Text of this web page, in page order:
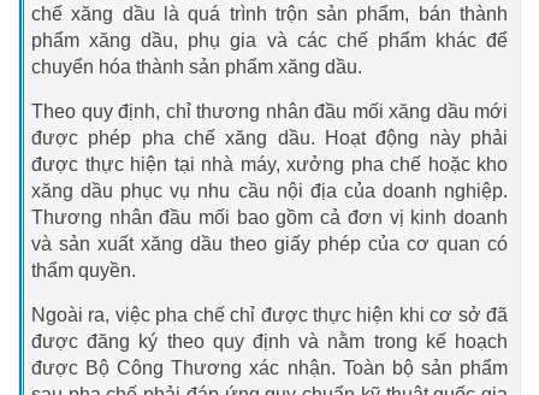
chế xăng dầu là quá trình trộn sản phẩm, bán thành
phẩm xăng dầu, phụ gia và các chế phẩm khác để
chuyển hóa thành sản phẩm xăng dầu.
Theo quy định, chỉ thương nhân đầu mối xăng dầu mới
được phép pha chế xăng dầu. Hoạt động này phải
được thực hiện tại nhà máy, xưởng pha chế hoặc kho
xăng dầu phục vụ nhu cầu nội địa của doanh nghiệp.
Thương nhân đầu mối bao gồm cả đơn vị kinh doanh
và sản xuất xăng dầu theo giấy phép của cơ quan có
thẩm quyền.
Ngoài ra, việc pha chế chỉ được thực hiện khi cơ sở đã
được đăng ký theo quy định và nằm trong kế hoạch
được Bộ Công Thương xác nhận. Toàn bộ sản phẩm